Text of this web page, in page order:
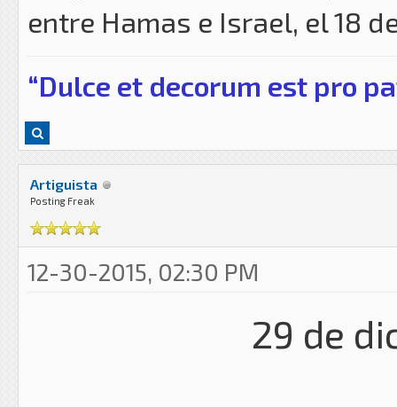
entre Hamas e Israel, el 18
“Dulce et decorum est pro
Artiguista
Posting Freak
12-30-2015, 02:30 PM
29 de